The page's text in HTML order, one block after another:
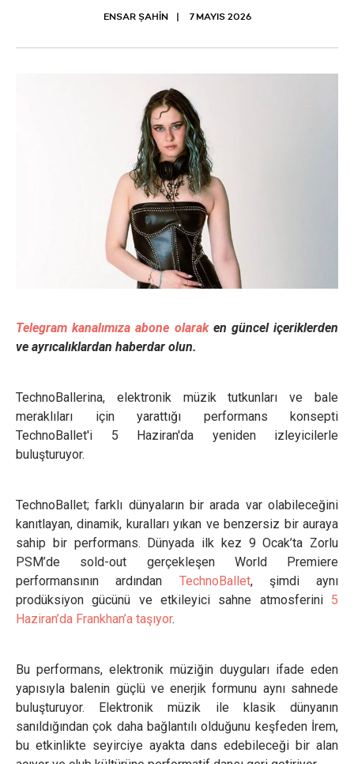
ENSAR ŞAHİN 7 MAYIS 2026
Telegram kanalımıza abone olaraken güncel içeriklerden
ve ayrıcalıklardan haberdar olun.
TechnoBallerina, elektronik müzik tutkunları ve bale
meraklıları için yarattığı performans konsepti
TechnoBallet'i 5 Haziran'da yeniden izleyicilerle
buluşturuyor.
TechnoBallet; farklı dünyaların bir arada var olabileceğini
kanıtlayan, dinamik, kuralları yıkan ve benzersiz bir auraya
sahip bir performans. Dünyada ilk kez 9 Ocak’ta Zorlu
PSM’de sold-out gerçekleşen World Premiere
performansının ardından TechnoBallet, şimdi aynı
prodüksiyon gücünü ve etkileyici sahne atmosferini 5
Haziran’da Frankhan’a taşıyor.
Bu performans, elektronik müziğin duyguları ifade eden
yapısıyla balenin güçlü ve enerjik formunu aynı sahnede
buluşturuyor. Elektronik müzik ile klasik dünyanın
sanıldığından çok daha bağlantılı olduğunu keşfeden İrem,
bu etkinlikte seyirciye ayakta dans edebileceği bir alan